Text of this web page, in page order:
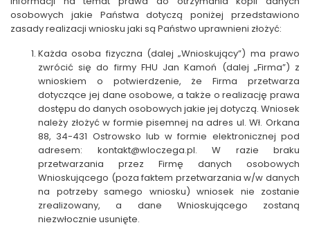
osobowych jakie Państwa dotyczą poniżej przedstawiono
zasady realizacji wniosku jaki są Państwo uprawnieni złożyć:
Każda osoba fizyczna (dalej„Wnioskujący”) ma prawo
zwrócić się do firmy FHU Jan Kamoń (dalej „Firma”) z
wnioskiem o potwierdzenie, że Firma przetwarza
dotyczące jej dane osobowe, a także o realizację prawa
dostępu do danych osobowych jakie jej dotyczą. Wniosek
należy złożyć w formie pisemnej na adres ul. Wł. Orkana
88, 34-431 Ostrowsko lub w formie elektronicznej pod
adresem: kontakt@wloczega.pl. W razie braku
przetwarzania przez Firmę danych osobowych
Wnioskującego (poza faktem przetwarzania w/w danych
na potrzeby samego wniosku) wniosek nie zostanie
zrealizowany, a dane Wnioskującego zostaną
niezwłocznie usunięte.